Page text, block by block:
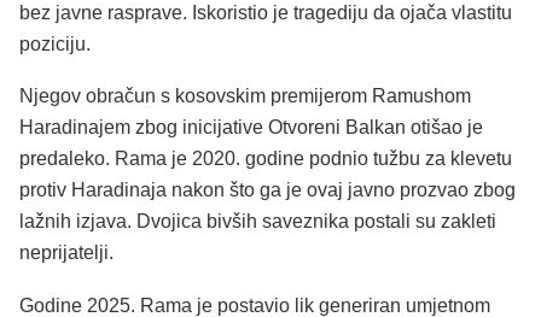
bez javne rasprave. Iskoristio je tragediju da ojača vlastitu
poziciju.
Njegov obračun s kosovskim premijerom Ramushom
Haradinajem zbog inicijative Otvoreni Balkan otišao je
predaleko. Rama je 2020. godine podnio tužbu za klevetu
protiv Haradinaja nakon što ga je ovaj javno prozvao zbog
lažnih izjava. Dvojica bivših saveznika postali su zakleti
neprijatelji.
Godine 2025. Rama je postavio lik generiran umjetnom